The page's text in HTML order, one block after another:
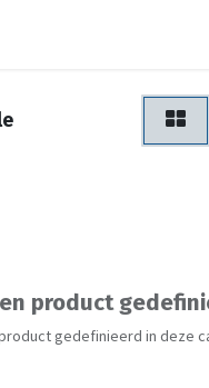
product
gedefinieerd in deze